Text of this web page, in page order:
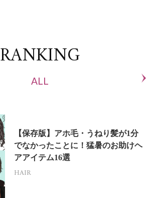
RANKING
ALL
【保存版】アホ毛・うねり髪が1分
でなかったことに！猛暑のお助けヘ
アアイテム16選
HAIR